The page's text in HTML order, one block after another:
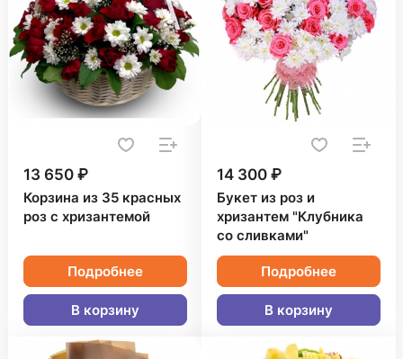
13 650 ₽
Корзина из 35 красных
роз с хризантемой
Подробнее
В корзину
14 300 ₽
Букет из роз и
хризантем "Клубника
со сливками"
Подробнее
В корзину